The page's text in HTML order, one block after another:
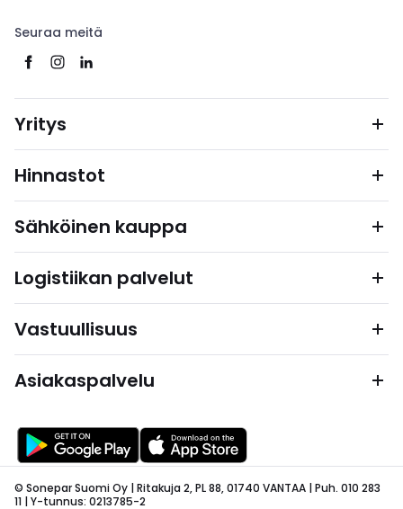
Seuraa meitä
Yritys
Hinnastot
Sähköinen kauppa
Logistiikan palvelut
Vastuullisuus
Asiakaspalvelu
© Sonepar Suomi Oy | Ritakuja 2, PL 88, 01740 VANTAA | Puh. 010 283
11 | Y-tunnus: 0213785-2